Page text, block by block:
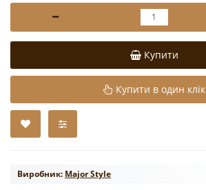
Купити
Купити в один клік
Виробник: Major Style